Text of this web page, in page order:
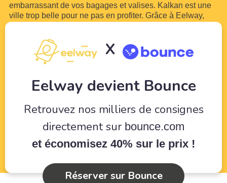
embarrassant de vos bagages et valises. Kalkan est une
ville trop belle pour ne pas en profiter. Grâce à Eelway,
Lire plus
X
Eelway devient Bounce
Retrouvez nos milliers de consignes
directement sur bounce.com
et économisez 40% sur le prix !
Réserver sur Bounce